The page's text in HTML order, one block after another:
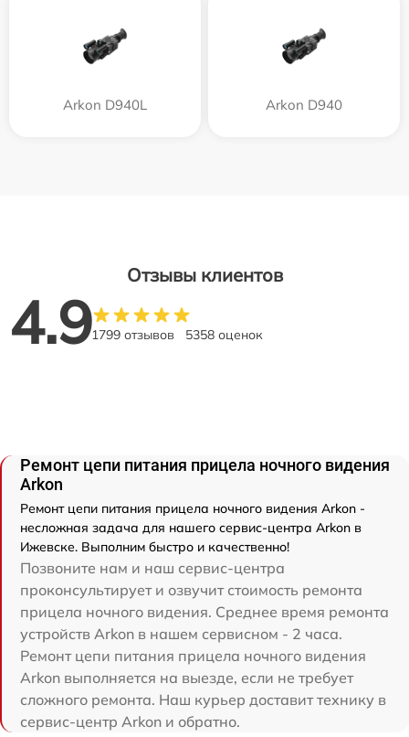
Arkon D940L Arkon D940
Отзывы клиентов
4.91799 отзывов 5358 оценок
Ремонт цепи питания прицела ночного видения
Arkon
Ремонт цепи питания прицела ночного видения Arkon -
несложная задача для нашего сервис-центра Arkon в
Ижевске. Выполним быстро и качественно!
Позвоните нам и наш сервис-центра
проконсультирует и озвучит стоимость ремонта
прицела ночного видения. Среднее время ремонта
устройств Arkon в нашем сервисном - 2 часа.
Ремонт цепи питания прицела ночного видения
Arkon выполняется на выезде, если не требует
сложного ремонта. Наш курьер доставит технику в
сервис-центр Arkon и обратно.